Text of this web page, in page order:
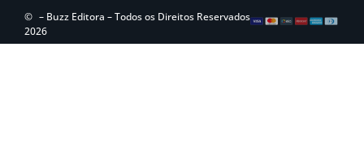
©
2026
– Buzz Editora – Todos os Direitos Reservados